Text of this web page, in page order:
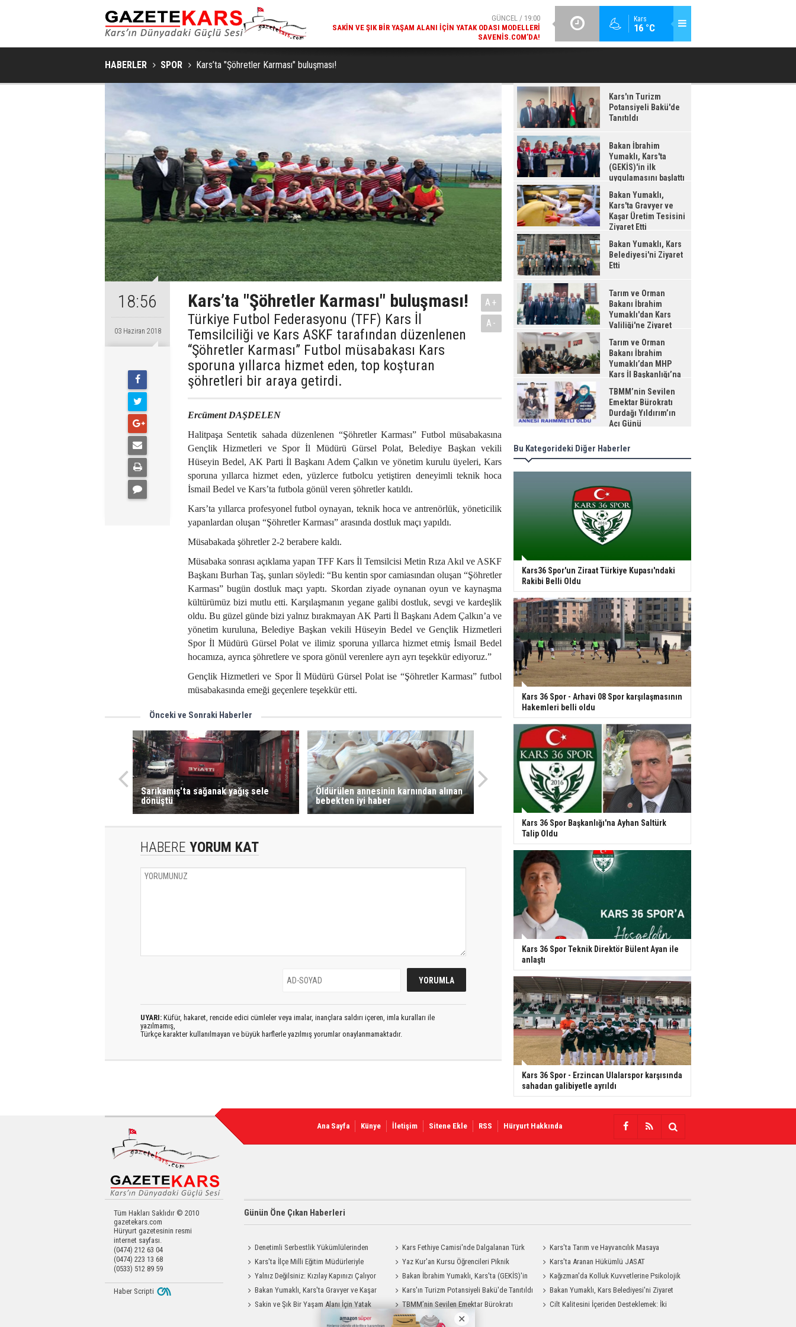
Kars
16 °C
GÜNCEL / 18:38
KARS'IN TURIZM POTANSIYELI BAKÜ'DE TANITILDI
BAKAN İBRAHIM YUMAKLI, KARS'TA (GEKİS)'IN ILK
HABERLER SPOR Kars’ta "Şöhretler Karması" buluşması!
18:56
03 Haziran 2018
Kars’ta "Şöhretler Karması" buluşması!
Türkiye Futbol Federasyonu (TFF) Kars İl
Temsilciliği ve Kars ASKF tarafından düzenlenen
“Şöhretler Karması” Futbol müsabakası Kars
sporuna yıllarca hizmet eden, top koşturan
şöhretleri bir araya getirdi.
A+
A-
Ercüment DAŞDELEN
Halitpaşa Sentetik sahada düzenlenen “Şöhretler Karması” Futbol müsabakasına
Gençlik Hizmetleri ve Spor İl Müdürü Gürsel Polat, Belediye Başkan vekili
Hüseyin Bedel, AK Parti İl Başkanı Adem Çalkın ve yönetim kurulu üyeleri, Kars
sporuna yıllarca hizmet eden, yüzlerce futbolcu yetiştiren deneyimli teknik hoca
İsmail Bedel ve Kars’ta futbola gönül veren şöhretler katıldı.
Kars’ta yıllarca profesyonel futbol oynayan, teknik hoca ve antrenörlük, yöneticilik
yapanlardan oluşan “Şöhretler Karması” arasında dostluk maçı yapıldı.
Müsabakada şöhretler 2-2 berabere kaldı.
Müsabaka sonrası açıklama yapan TFF Kars İl Temsilcisi Metin Rıza Akıl ve ASKF
Başkanı Burhan Taş, şunları söyledi: “Bu kentin spor camiasından oluşan “Şöhretler
Karması” bugün dostluk maçı yaptı. Skordan ziyade oynanan oyun ve kaynaşma
kültürümüz bizi mutlu etti. Karşılaşmanın yegane galibi dostluk, sevgi ve kardeşlik
oldu. Bu güzel günde bizi yalnız bırakmayan AK Parti İl Başkanı Adem Çalkın’a ve
yönetim kuruluna, Belediye Başkan vekili Hüseyin Bedel ve Gençlik Hizmetleri
Spor İl Müdürü Gürsel Polat ve ilimiz sporuna yıllarca hizmet etmiş İsmail Bedel
hocamıza, ayrıca şöhretlere ve spora gönül verenlere ayrı ayrı teşekkür ediyoruz.”
Gençlik Hizmetleri ve Spor İl Müdürü Gürsel Polat ise “Şöhretler Karması” futbol
müsabakasında emeği geçenlere teşekkür etti.
Önceki ve Sonraki Haberler
Sarıkamış'ta sağanak yağış sele
dönüştü
Öldürülen annesinin karnından alınan
bebekten iyi haber
HABERE YORUM KAT
UYARI: Küfür, hakaret, rencide edici cümleler veya imalar, inançlara saldırı içeren, imla kuralları ile
yazılmamış,
Türkçe karakter kullanılmayan ve büyük harflerle yazılmış yorumlar onaylanmamaktadır.
Kars'ın Turizm
Potansiyeli Bakü'de
Tanıtıldı
Bakan İbrahim
Yumaklı, Kars'ta
(GEKİS)'in ilk
uygulamasını başlattı
Bakan Yumaklı,
Kars'ta Gravyer ve
Kaşar Üretim Tesisini
Ziyaret Etti
Bakan Yumaklı, Kars
Belediyesi'ni Ziyaret
Etti
Tarım ve Orman
Bakanı İbrahim
Yumaklı'dan Kars
Valiliği'ne Ziyaret
Tarım ve Orman
Bakanı İbrahim
Yumaklı’dan MHP
Kars İl Başkanlığı’na
Ziyaret
TBMM’nin Sevilen
Emektar Bürokratı
Durdağı Yıldırım’ın
Acı Günü
Bu Kategorideki Diğer Haberler
Kars36 Spor'un Ziraat Türkiye Kupası'ndaki
Rakibi Belli Oldu
Kars 36 Spor - Arhavi 08 Spor karşılaşmasının
Hakemleri belli oldu
Kars 36 Spor Başkanlığı'na Ayhan Saltürk
Talip Oldu
Kars 36 Spor Teknik Direktör Bülent Ayan ile
anlaştı
Kars 36 Spor - Erzincan Ulalarspor karşısında
sahadan galibiyetle ayrıldı
Ana Sayfa Künye İletişim Sitene Ekle RSS Hüryurt Hakkında
Tüm Hakları Saklıdır © 2010
gazetekars.com
Hüryurt gazetesinin resmi
internet sayfası.
(0474) 212 63 04
(0474) 223 13 68
(0533) 512 89 59
Günün Öne Çıkan Haberleri
Denetimli Serbestlik Yükümlülerinden
Okula Temizlik Desteği
Kars Fethiye Camisi'nde Dalgalanan Türk
Bayrağı Görenlerin Beğenisini Topladı
Kars'ta Tarım ve Hayvancılık Masaya
Yatırıldı
Kars'ta İlçe Milli Eğitim Müdürleriyle
Değerlendirme Toplantısı
Yaz Kur'an Kursu Öğrencileri Piknik
Coşkusu Yaşadı
Kars'ta Aranan Hükümlü JASAT
Operasyonuyla Yakalandı
Yalnız Değilsiniz: Kızılay Kapınızı Çalıyor
Bakan İbrahim Yumaklı, Kars'ta (GEKİS)'in
ilk uygulamasını başlattı
Kağızman'da Kolluk Kuvvetlerine Psikolojik
İlk Yardım Eğitimi
Bakan Yumaklı, Kars'ta Gravyer ve Kaşar
Üretim Tesisini Ziyaret Etti
Kars'ın Turizm Potansiyeli Bakü'de Tanıtıldı
Bakan Yumaklı, Kars Belediyesi'ni Ziyaret
Etti
Sakin ve Şık Bir Yaşam Alanı İçin Yatak
Odası Modelleri Savenis.com’da!
TBMM’nin Sevilen Emektar Bürokratı
Durdağı Yıldırım’ın Acı Günü
Cilt Kalitesini İçeriden Desteklemek: İki
Haber Scripti